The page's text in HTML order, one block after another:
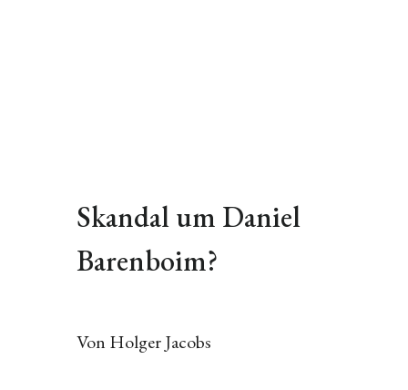
Skandal um Daniel
Barenboim?
Von Holger Jacobs